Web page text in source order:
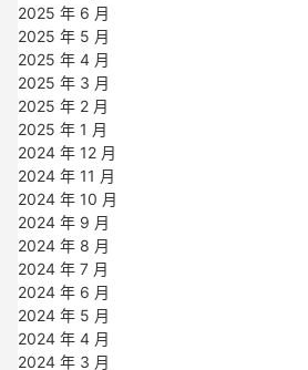
2025 年 6 月
2025 年 5 月
2025 年 4 月
2025 年 3 月
2025 年 2 月
2025 年 1 月
2024 年 12 月
2024 年 11 月
2024 年 10 月
2024 年 9 月
2024 年 8 月
2024 年 7 月
2024 年 6 月
2024 年 5 月
2024 年 4 月
2024 年 3 月